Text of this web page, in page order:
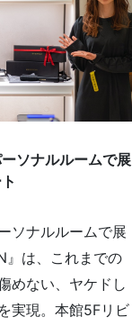
ソナルルームで展
ソナルルームで展
』は、これまでの
めない、ヤケドし
実現。本館5Fリビ